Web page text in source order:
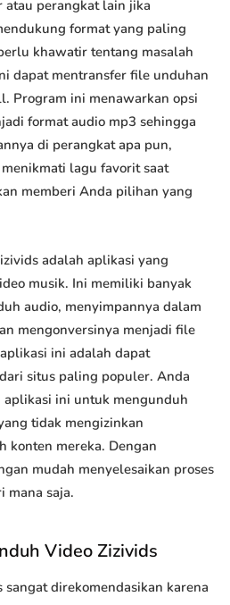
perangkat lain jika
format yang paling
khawatir tentang masalah
dapat mentransfer file unduhan
Program ini menawarkan opsi
format audio mp3 sehingga
di perangkat apa pun,
lagu favorit saat
memberi Anda pilihan yang
adalah aplikasi yang
musik. Ini memiliki banyak
audio, menyimpannya dalam
mengonversinya menjadi file
ini adalah dapat
situs paling populer. Anda
aplikasi ini untuk mengunduh
tidak mengizinkan
konten mereka. Dengan
mudah menyelesaikan proses
mana saja.
Video Zizivids
direkomendasikan karena